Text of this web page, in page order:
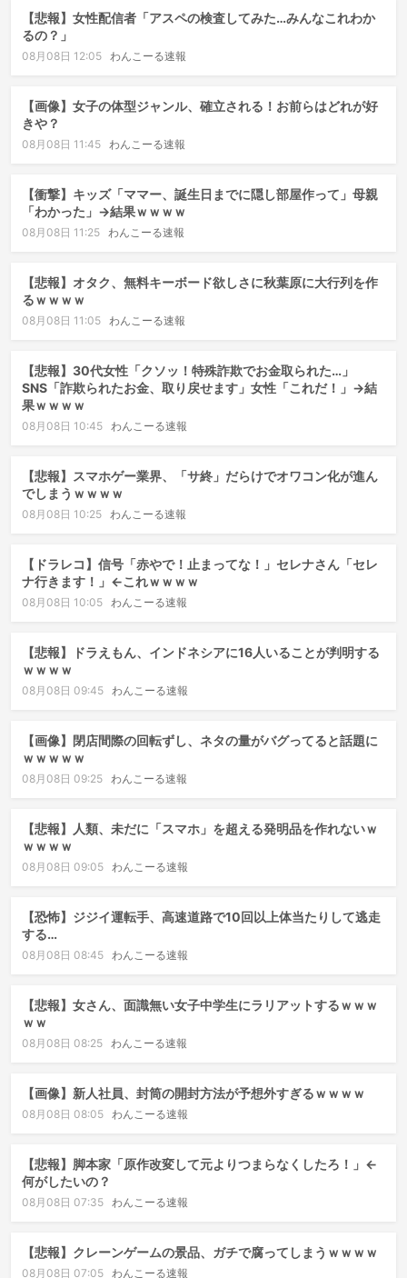
【悲報】女性配信者「アスペの検査してみた…みんなこれわか
るの？」
08月08日 12:05 わんこーる速報
【画像】女子の体型ジャンル、確立される！お前らはどれが好
きや？
08月08日 11:45 わんこーる速報
【衝撃】キッズ「ママー、誕生日までに隠し部屋作って」母親
「わかった」→結果ｗｗｗｗ
08月08日 11:25 わんこーる速報
【悲報】オタク、無料キーボード欲しさに秋葉原に大行列を作
るｗｗｗｗ
08月08日 11:05 わんこーる速報
【悲報】30代女性「クソッ！特殊詐欺でお金取られた…」
SNS「詐欺られたお金、取り戻せます」女性「これだ！」→結
果ｗｗｗｗ
08月08日 10:45 わんこーる速報
【悲報】スマホゲー業界、「サ終」だらけでオワコン化が進ん
でしまうｗｗｗｗ
08月08日 10:25 わんこーる速報
【ドラレコ】信号「赤やで！止まってな！」セレナさん「セレ
ナ行きます！」←これｗｗｗｗ
08月08日 10:05 わんこーる速報
【悲報】ドラえもん、インドネシアに16人いることが判明する
ｗｗｗｗ
08月08日 09:45 わんこーる速報
【画像】閉店間際の回転ずし、ネタの量がバグってると話題に
ｗｗｗｗｗ
08月08日 09:25 わんこーる速報
【悲報】人類、未だに「スマホ」を超える発明品を作れないｗ
ｗｗｗｗ
08月08日 09:05 わんこーる速報
【恐怖】ジジイ運転手、高速道路で10回以上体当たりして逃走
する…
08月08日 08:45 わんこーる速報
【悲報】女さん、面識無い女子中学生にラリアットするｗｗｗ
ｗｗ
08月08日 08:25 わんこーる速報
【画像】新人社員、封筒の開封方法が予想外すぎるｗｗｗｗ
08月08日 08:05 わんこーる速報
【悲報】脚本家「原作改変して元よりつまらなくしたろ！」←
何がしたいの？
08月08日 07:35 わんこーる速報
【悲報】クレーンゲームの景品、ガチで腐ってしまうｗｗｗｗ
08月08日 07:05 わんこーる速報